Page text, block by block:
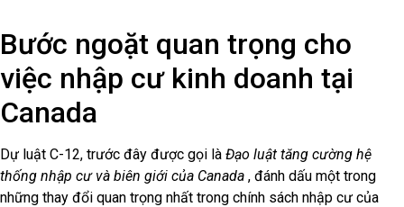
Bước ngoặt quan trọng cho
việc nhập cư kinh doanh tại
Canada
Dự luật C-12, trước đây được gọi là Đạo luật tăng cường hệ
thống nhập cư và biên giới của Canada , đánh dấu một trong
những thay đổi quan trọng nhất trong chính sách nhập cư của